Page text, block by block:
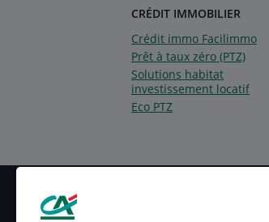
CRÉDIT IMMOBILIER
Crédit immo Facilimmo
Prêt à taux zéro (PTZ)
Solutions habitat
investissement locatif
Eco PTZ